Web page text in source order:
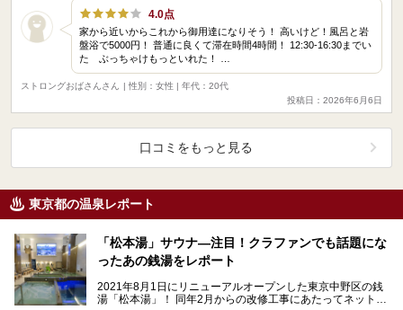
4.0点
家から近いからこれから御用達になりそう！ 高いけど！風呂と岩
盤浴で5000円！ 普通に良くて滞在時間4時間！ 12:30-16:30までい
ストロングおばさんさん
| 性別：女性 | 年代：20代
投稿日：2026年6月6日
口コミをもっと見る
東京都の温泉レポート
「松本湯」サウナ―注目！クラファンでも話題にな
ったあの銭湯をレポート
2021年8月1日にリニューアルオープンした東京中野区の銭
湯「松本湯」！ 同年2月からの改修工事にあたってネットで